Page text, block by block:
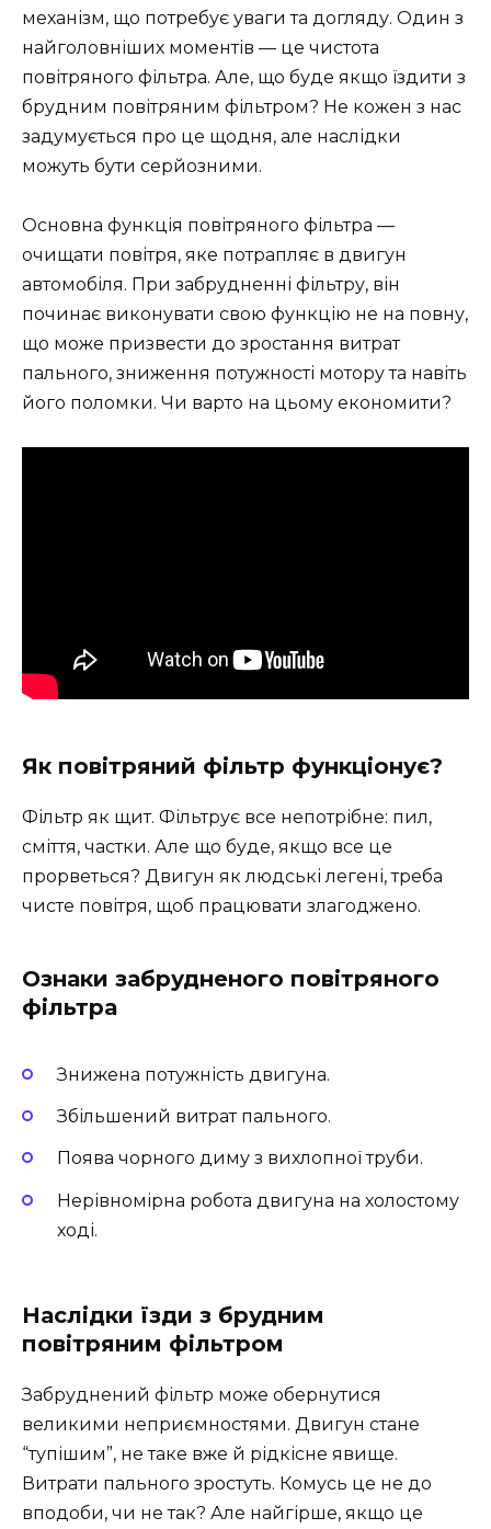
механізм, що потребує уваги та догляду. Один з
найголовніших моментів — це чистота
повітряного фільтра. Але, що буде якщо їздити з
брудним повітряним фільтром? Не кожен з нас
задумується про це щодня, але наслідки
можуть бути серйозними.
Основна функція повітряного фільтра —
очищати повітря, яке потрапляє в двигун
автомобіля. При забрудненні фільтру, він
починає виконувати свою функцію не на повну,
що може призвести до зростання витрат
пального, зниження потужності мотору та навіть
його поломки. Чи варто на цьому економити?
Як повітряний фільтр функціонує?
Фільтр як щит. Фільтрує все непотрібне: пил,
сміття, частки. Але що буде, якщо все це
прорветься? Двигун як людські легені, треба
чисте повітря, щоб працювати злагоджено.
Ознаки забрудненого повітряного
фільтра
Знижена потужність двигуна.
Збільшений витрат пального.
Поява чорного диму з вихлопної труби.
Нерівномірна робота двигуна на холостому
ході.
Наслідки їзди з брудним
повітряним фільтром
Забруднений фільтр може обернутися
великими неприємностями. Двигун стане
“тупішим”, не таке вже й рідкісне явище.
Витрати пального зростуть. Комусь це не до
вподоби, чи не так? Але найгірше, якщо це